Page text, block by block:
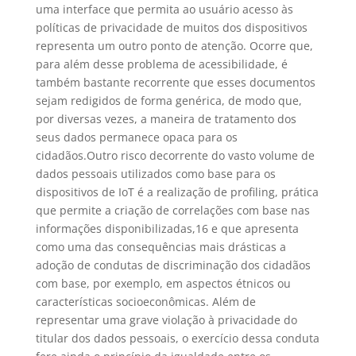
uma interface que permita ao usuário acesso às
políticas de privacidade de muitos dos dispositivos
representa um outro ponto de atenção. Ocorre que,
para além desse problema de acessibilidade, é
também bastante recorrente que esses documentos
sejam redigidos de forma genérica, de modo que,
por diversas vezes, a maneira de tratamento dos
seus dados permanece opaca para os
cidadãos.Outro risco decorrente do vasto volume de
dados pessoais utilizados como base para os
dispositivos de IoT é a realização de profiling, prática
que permite a criação de correlações com base nas
informações disponibilizadas,16 e que apresenta
como uma das consequências mais drásticas a
adoção de condutas de discriminação dos cidadãos
com base, por exemplo, em aspectos étnicos ou
características socioeconômicas. Além de
representar uma grave violação à privacidade do
titular dos dados pessoais, o exercício dessa conduta